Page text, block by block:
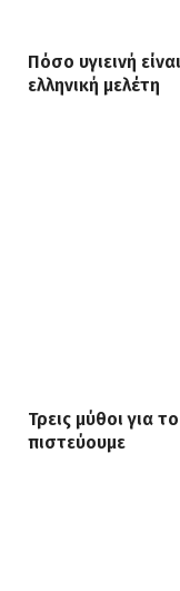
Πόσο υγιεινή
ελληνική μελέτη
Τρεις μύθοι για
πιστεύουμε